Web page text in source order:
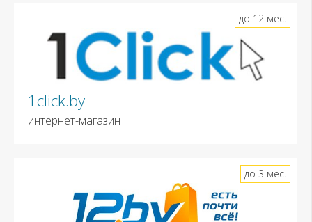
1click.by
интернет-магазин
до 12 мес.
до 3 мес.